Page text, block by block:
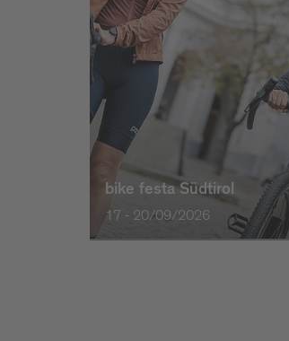
bike festa Südtirol
17 - 20/09/2026